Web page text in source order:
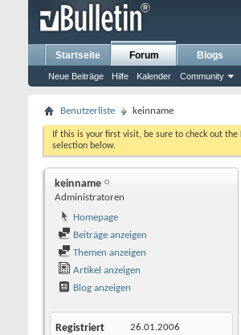
Startseite Forum
Neue Beiträge Hilfe Kalender Community
Blogs
Benutzerliste keinname
If this is your first visit, be sure to check out the
selection below.
keinname
Administratoren
Homepage
Beiträge anzeigen
Themen anzeigen
Artikel anzeigen
Blog anzeigen
Registriert
26.01.2006